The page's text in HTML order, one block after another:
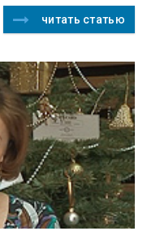
читать статью